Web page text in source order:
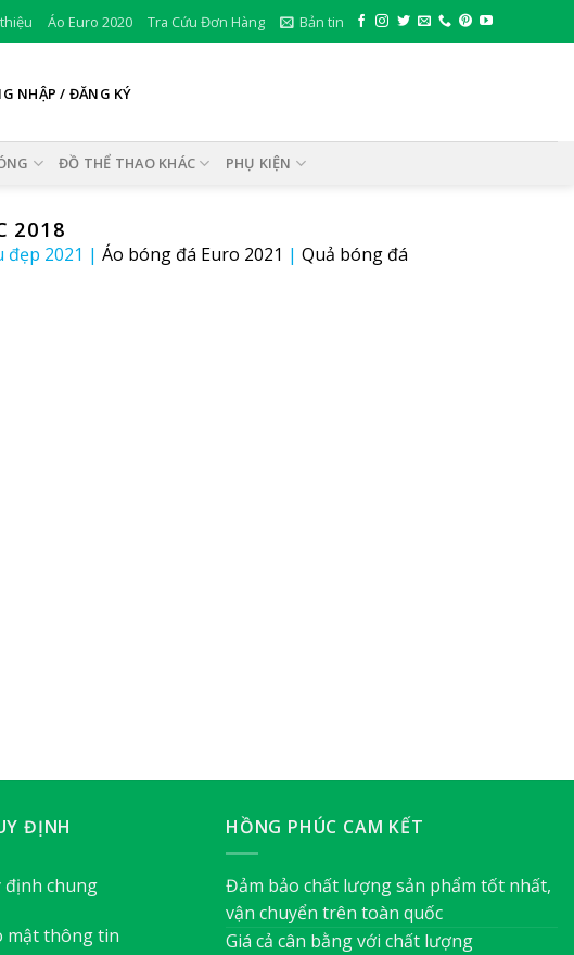
Áo Euro 2020 Tra Cứu Đơn Hàng Bản tin
NHẬP / ĐĂNG KÝ
ĐỒ THỂ THAO KHÁC PHỤ KIỆN
2018
đẹp 2021 | Áo bóng đá Euro 2021 | Quả bóng đá
ĐỊNH
định chung
mật thông tin
HỒNG PHÚC CAM KẾT
Đảm bảo chất lượng sản phẩm tốt nhất,
vận chuyển trên toàn quốc
Giá cả cân bằng với chất lượng